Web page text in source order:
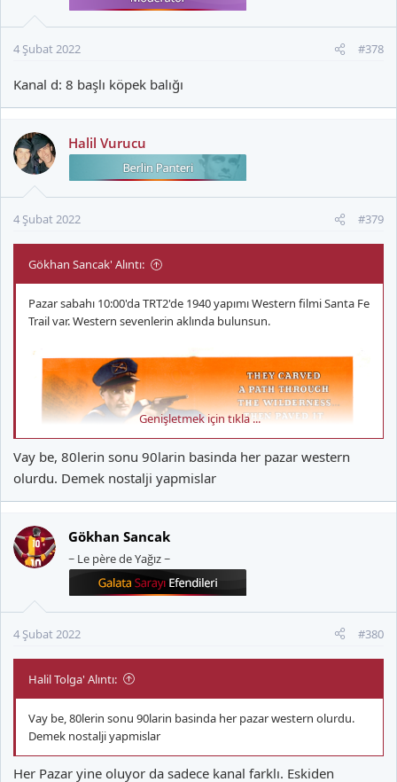
4 Şubat 2022 #378
Kanal d: 8 başlı köpek balığı
Halil Vurucu
4 Şubat 2022 #379
Gökhan Sancak' Alıntı:
Pazar sabahı 10:00'da TRT2'de 1940 yapımı Western filmi Santa Fe
Trail var. Western sevenlerin aklında bulunsun.
Genişletmek için tıkla ...
Vay be, 80lerin sonu 90larin basinda her pazar western
olurdu. Demek nostalji yapmislar
Gökhan Sancak
~ Le père de Yağız ~
4 Şubat 2022 #380
Halil Tolga' Alıntı:
Vay be, 80lerin sonu 90larin basinda her pazar western olurdu.
Demek nostalji yapmislar
Her Pazar yine oluyor da sadece kanal farklı. Eskiden